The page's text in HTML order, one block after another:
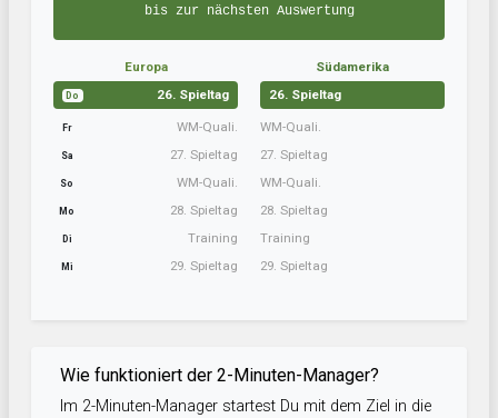
bis zur nächsten Auswertung
Europa
Do 26. Spieltag
Fr WM-Quali.
Sa 27. Spieltag
So WM-Quali.
Mo 28. Spieltag
Di Training
Mi 29. Spieltag
Südamerika
26. Spieltag
WM-Quali.
27. Spieltag
WM-Quali.
28. Spieltag
Training
29. Spieltag
Wie funktioniert der 2-Minuten-Manager?
Im 2-Minuten-Manager startest Du mit dem Ziel in die